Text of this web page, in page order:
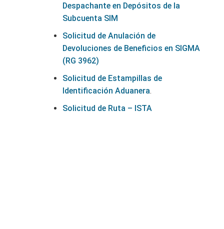
Despachante en Depósitos de la
Subcuenta SIM
Solicitud de Anulación de
Devoluciones de Beneficios en SIGMA
(RG 3962)
Solicitud de Estampillas de
Identificación Aduanera.
Solicitud de Ruta – ISTA